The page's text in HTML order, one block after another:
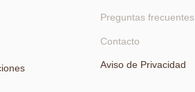
Preguntas frecuentes
Contacto
Aviso de Privacidad